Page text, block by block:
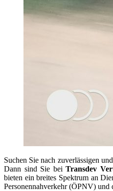
Suchen Sie nach zuverlässigen
Dann sind Sie beiTransdev
bieten ein breites Spektrum an
Personennahverkehr (ÖPNV) und